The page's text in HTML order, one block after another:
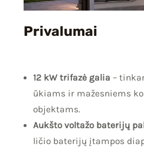
Privalumai
12 kW trifazė galia –
ūkiams ir mažesniems
objektams.
Aukšto voltažo baterijų
ličio baterijų įtampos